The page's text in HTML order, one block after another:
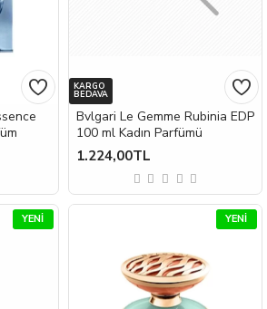
KARGO
BEDAVA
Bvlgari Le Gemme Rubinia EDP
100 ml Kadın Parfümü
1.224,00TL
YENI YENI